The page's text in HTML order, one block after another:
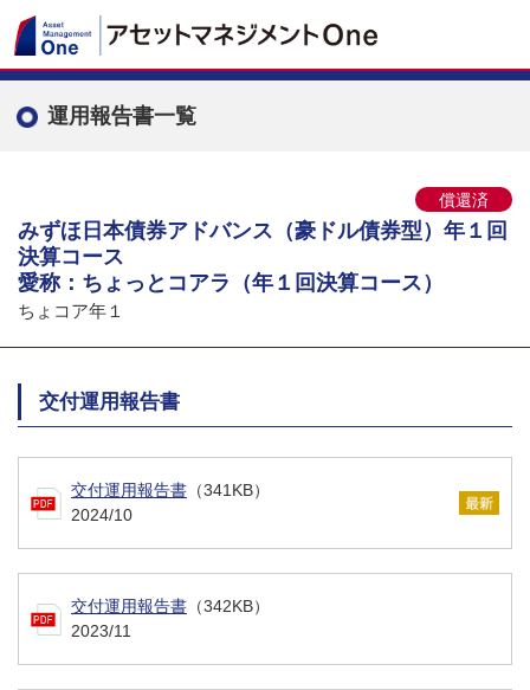
運用報告書一覧
償還済
みずほ日本債券アドバンス（豪ドル債券型）年１回
決算コース
愛称：ちょっとコアラ（年１回決算コース）
ちょコア年１
交付運用報告書
交付運用報告書 （341KB）
2024/10
交付運用報告書 （342KB）
2023/11